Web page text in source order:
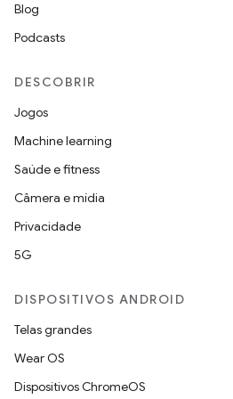
Blog
Podcasts
DESCOBRIR
Jogos
Machine learning
Saúde e fitness
Câmera e mídia
Privacidade
5G
DISPOSITIVOS ANDROID
Telas grandes
Wear OS
Dispositivos ChromeOS